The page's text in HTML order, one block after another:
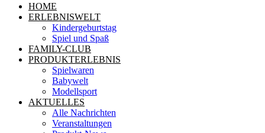
HOME
ERLEBNISWELT
Kindergeburtstag
Spiel und Spaß
FAMILY-CLUB
PRODUKTERLEBNIS
Spielwaren
Babywelt
Modellsport
AKTUELLES
Alle Nachrichten
Veranstaltungen